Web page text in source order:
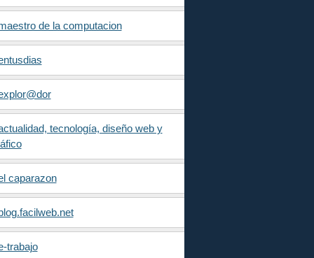
de la computacion
tecnología, diseño web y
caparazon
trabajo